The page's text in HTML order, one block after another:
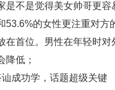
是不是觉得美女帅哥更
53.6%的女性更注重对方
在首位。男性在年轻时
降低；
讪成功学，话题超级关键